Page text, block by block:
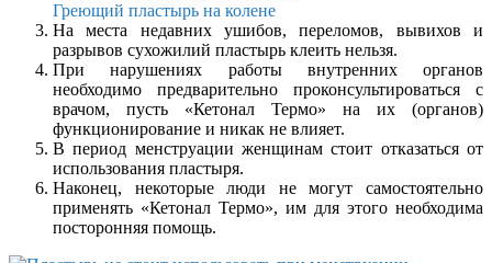
Греющий пластырь на колене
На места недавних ушибов, переломов, вывихов и
разрывов сухожилий пластырь клеить нельзя.
При нарушениях работы внутренних органов
необходимо предварительно проконсультироваться с
врачом, пусть «Кетонал Термо» на их (органов)
функционирование и никак не влияет.
В период менструации женщинам стоит отказаться от
использования пластыря.
Наконец, некоторые люди не могут самостоятельно
применять «Кетонал Термо», им для этого необходима
посторонняя помощь.